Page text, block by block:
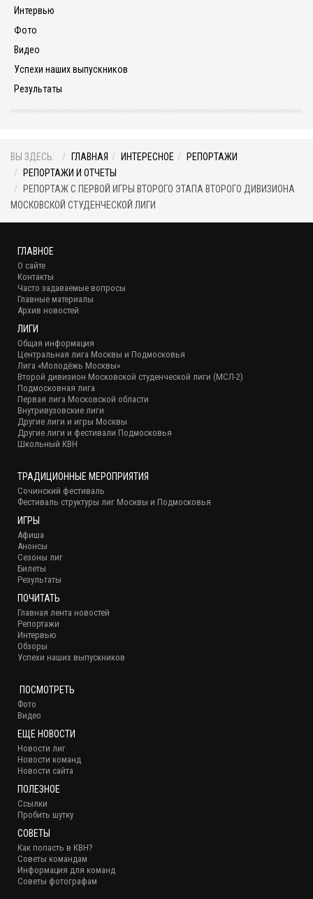
Интервью
Фото
Видео
Успехи наших выпускников
Результаты
ВЫ ЗДЕСЬ: ГЛАВНАЯ ИНТЕРЕСНОЕ
РЕПОРТАЖИ
РЕПОРТАЖИ И ОТЧЕТЫ
РЕПОРТАЖ С ПЕРВОЙ ИГРЫ ВТОРОГО ЭТАПА ВТОРОГО ДИВИЗИОНА
МОСКОВСКОЙ СТУДЕНЧЕСКОЙ ЛИГИ
ГЛАВНОЕ
О сайте
Контакты
Часто задаваемые вопросы
Главные материалы
Архив новостей
ЛИГИ
Общая информация
Центральная лига Москвы и Подмосковья
Лига «Молодёжь Москвы»
Второй дивизион Московской студенческой лиги (МСЛ-2)
Подмосковная лига
Первая лига Московской области
Внутривузовские лиги
Другие лиги и игры Москвы
Другие лиги и фестивали Подмосковья
Школьный КВН
ТРАДИЦИОННЫЕ МЕРОПРИЯТИЯ
Сочинский фестиваль
Фестиваль структуры лиг Москвы и Подмосковья
ИГРЫ
Афиша
Анонсы
Сезоны лиг
Билеты
Результаты
ПОЧИТАТЬ
Главная лента новостей
Репортажи
Интервью
Обзоры
Успехи наших выпускников
ПОСМОТРЕТЬ
Фото
Видео
ЕЩЕ НОВОСТИ
Новости лиг
Новости команд
Новости сайта
ПОЛЕЗНОЕ
Ссылки
Пробить шутку
СОВЕТЫ
Как попасть в КВН?
Советы командам
Информация для команд
Советы фотографам